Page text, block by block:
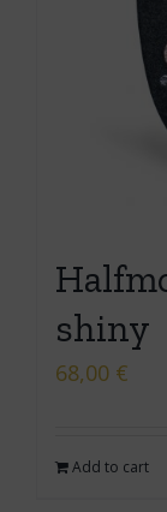
shiny
68,00 €
Add to cart